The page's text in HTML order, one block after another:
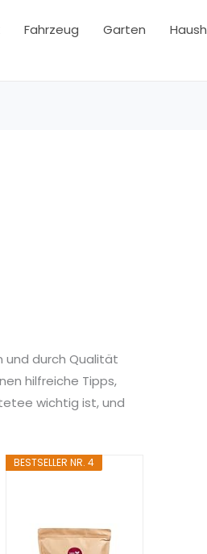
Fahrzeug Garten
und durch Qualität
hilfreiche Tipps,
wichtig ist, und
BESTSELLER NR. 4